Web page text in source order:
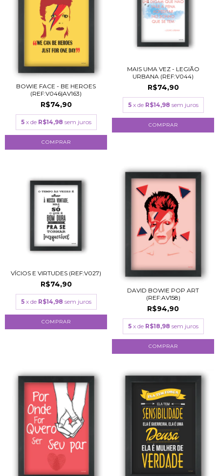
BOWIE FACE - BE HEROES
(REF:V046|AV163)
R$74,90
5 x de R$14,98 sem juros
COMPRAR
MAIS UMA VEZ - LEGIÃO
URBANA (REF:V044)
R$74,90
5 x de R$14,98 sem juros
COMPRAR
VÍCIOS E VIRTUDES (REF:V027)
R$74,90
5 x de R$14,98 sem juros
COMPRAR
DAVID BOWIE POP ART
(REF:AV158)
R$94,90
5 x de R$18,98 sem juros
COMPRAR